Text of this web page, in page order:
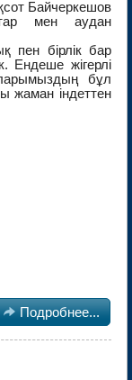
Байчеркешов
мен аудан
пен бірлік бар
Ендеше жігерлі
бұл
жаман індеттен
 Подробнее...